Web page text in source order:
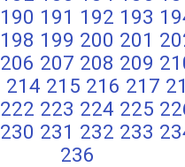
190 191 192 193
198 199 200 201
206 207 208 209
214 215 216 217
222 223 224 225
230 231 232 233
236